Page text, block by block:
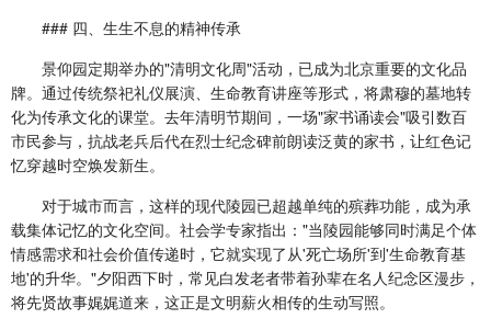
### 四、生生不息的精神传承
景仰园定期举办的"清明文化周"活动，已成为北京重要的文化品
牌。通过传统祭祀礼仪展演、生命教育讲座等形式，将肃穆的墓地转
化为传承文化的课堂。去年清明节期间，一场"家书诵读会"吸引数百
市民参与，抗战老兵后代在烈士纪念碑前朗读泛黄的家书，让红色记
忆穿越时空焕发新生。
对于城市而言，这样的现代陵园已超越单纯的殡葬功能，成为承
载集体记忆的文化空间。社会学专家指出："当陵园能够同时满足个体
情感需求和社会价值传递时，它就实现了从'死亡场所'到'生命教育基
地'的升华。"夕阳西下时，常见白发老者带着孙辈在名人纪念区漫步，
将先贤故事娓娓道来，这正是文明薪火相传的生动写照。